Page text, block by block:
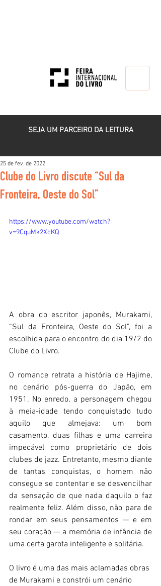
SEJA UM PARCEIRO DA LEITURA
Clube do Livro discute “Sul da
Fronteira, Oeste do Sol”
25 de fev. de 2022
https://www.youtube.com/watch?
v=9CquMk2XcKQ
A obra do escritor japonês, Murakami,
“Sul da Fronteira, Oeste do Sol”, foi a
escolhida para o encontro do dia 19/2 do
Clube do Livro.
O romance retrata a história de Hajime,
no cenário pós-guerra do Japão, em
1951. No enredo, a personagem chegou
à meia-idade tendo conquistado tudo
aquilo que almejava: um bom
casamento, duas filhas e uma carreira
impecável como proprietário de dois
clubes de jazz. Entretanto, mesmo diante
de tantas conquistas, o homem não
consegue se contentar e se desvencilhar
da sensação de que nada daquilo o faz
realmente feliz. Além disso, não para de
rondar em seus pensamentos — e em
seu coração — a memória de infância de
uma certa garota inteligente e solitária.
O livro é uma das mais aclamadas obras
de Murakami e constrói um cenário